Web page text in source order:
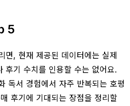
5
면, 현재 제공된 데이터에는 실제
후기 수치를 인용할 수는 없어요.
독서 경험에서 자주 반복되는 호평
후기에 기대되는 장점을 정리할